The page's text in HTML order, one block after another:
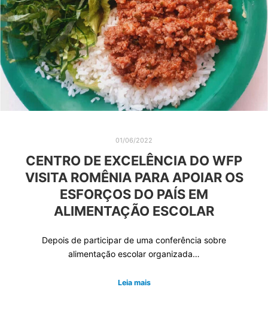
01/06/2022
CENTRO DE EXCELÊNCIA DO WFP
VISITA ROMÊNIA PARA APOIAR OS
ESFORÇOS DO PAÍS EM
ALIMENTAÇÃO ESCOLAR
Depois de participar de uma conferência sobre
alimentação escolar organizada…
Leia mais